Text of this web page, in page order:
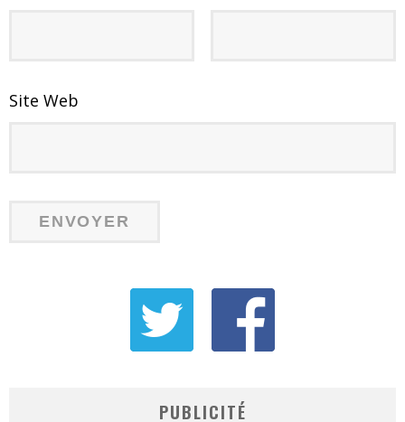
Site Web
PUBLICITÉ